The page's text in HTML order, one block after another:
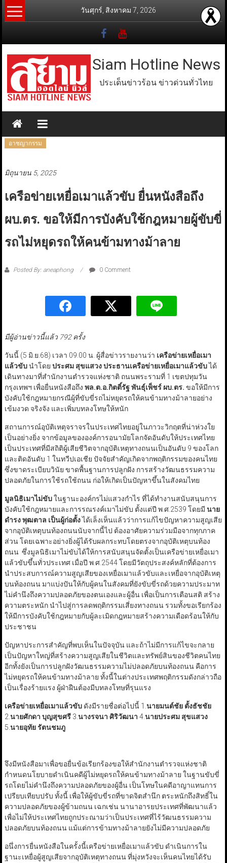
Skip
to
วันศุกร์, สิงหาคม 7, 2026
Siam Hotline News
ประเด็นข่าวร้อน ข่าวด่วนทั่วไทย
อาชญากรรม
มิถุนายน 5, 2025
เครือข่ายเหยื่อเมาแล้วขับ ยื่นหนังสือถึง
ผบ.ตร. ขอให้มีการบังคับใช้กฎหมายผู้ขับขี่
รถไม่หยุดรถให้คนข้ามทางม้าลาย
Posted By: aneaphong 0 Comment
มีผู้อ่านข่าวนี้แล้ว 792 ครั้ง
วันนี้ (5 มิ.ย.68) เวลา 09.00 น. ผู้สื่อข่าวรายงานว่า เครือข่ายเหยื่อเมา
แล้วขับนำโดย ประศม สุขแสวง ประธานเครือข่ายเหยื่อเมาแล้วขับได้
เดินทางมาที่สำนักงานตำรวจแห่งชาติ ถนนพระรามที่ 1 เขตปทุมวัน
กรุงเทพฯ เพื่อยื่นหนังสือถึง พล.ต.อ.กิตติ์รัฐ พันธุ์เพ็ชร์ ผบ.ตร. ขอให้มีการ
บังคับใช้กฎหมายกรณีผู้ที่ขับขี่รถไม่หยุดรถให้คนข้ามทางม้าลายอย่าง
เข้มงวด จริงจัง และเพิ่มบทลงโทษให้หนัก
สถานการณ์อุบัติเหตุจราจรในประเทศไทยอยู่ในภาวะวิกฤตที่น่าห่วงใย
เป็นอย่างยิ่ง จากข้อมูลขององค์การอนามัยโลกจัดอันดับให้ประเทศไทย
เป็นประเทศที่มีสถิติผู้เสียชีวิตจากอุบัติเหตุทางถนนเป็นอันดับ 9 ของโลก
และติดอันดับ 1 ในทวีปเอเชีย ปัจจัยสำคัญเกิดจากพฤติกรรมของคนไทย
ซึ่งขาดระเบียบวินัย ขาดพื้นฐานการปลูกฝัง การสร้างวัฒนธรรมความ
ปลอดภัยในการใช้รถใช้ถนน ก่อให้เกิดเป็นปัญหาขึ้นในสังคมไทย
มูลนิธิเมาไม่ขับในฐานะองค์กรไม่แสวงกำไร ที่ได้ทำงานสนับสนุนการ
บังคับใช้กฎหมายและการรณรงค์เมาไม่ขับ ตั้งแต่ปี พ.ศ.2539 โดยมี นาย
ดำรง พุฒตาล เป็นผู้ก่อตั้งได้เล็งเห็นแล้วว่าการแก้ไขปัญหาความสูญเสีย
จากอุบัติเหตุบนท้องถนนนับจากนี้ไป ต้องอาศัยความร่วมมือจากทุกภาค
ส่วน โดยเฉพาะอย่างยิ่งผู้ได้รับผลกระทบโดยตรงจากอุบัติเหตุบนท้อง
ถนน ซึ่งมูลนิธิเมาไม่ขับได้ให้การสนับสนุนจัดตั้งเป็นเครือข่ายเหยื่อเมา
แล้วขับขึ้นทั่วประเทศ เมื่อปี พ.ศ.2544 โดยมีวัตถุประสงค์หลักที่ต้องการ
นำประสบการณ์ความสูญเสียของเหยื่อเมาแล้วขับและเหยื่อจากอุบัติเหตุ
บนท้องถนน มาแบ่งปันให้กับผู้คนในสังคมที่ยังขับขี่รถด้วยความประมาท
ไม่คำนึงถึงความปลอดภัยของตนเองและผู้อื่น เพื่อเป็นการเตือนสติ สร้าง
ความตระหนัก นำไปสู่การลดพฤติกรรมเสี่ยงทางถนน รวมทั้งขอเรียกร้อง
ให้มีการบังคับใช้กฎหมายกับผู้ละเมิดกฎหมายสร้างความเดือดร้อนให้กับ
ประชาชน
ปัญหาประการสำคัญที่พบเห็นในปัจจุบัน และถ้าไม่มีการแก้ไขจะกลาย
เป็นปัญหาใหญ่ที่สร้างความสูญเสียในชีวิตและทรัพย์สินของชีวิตคนไทย
อีกทั้งยังเป็นการปลูกฝังวัฒนธรรมความไม่ปลอดภัยบนท้องถนน คือการ
ไม่หยุดรถให้คนข้ามทางม้าลาย ทั้งนี้ในต่างประเทศพฤติกรรมดังกล่าวถือ
เป็นเรื่องร้ายแรง ผู้ฝ่าฝืนต้องมีบทลงโทษที่รุนแรง
เครือข่ายเหยื่อเมาแล้วขับ ดังมีรายชื่อต่อไปนี้ 1.นายมนต์ชัย ตั้งธัชชัย
2.นายศักดา บุญสุขศรี 3.นางรจนา ศิริวัฒนา 4.นายประศม สุขแสวง
5.นายอุทัย รัตนชมภู
จึงมีหนังสือมาเพื่อขอยื่นข้อเรียกร้องขอให้สำนักงานตำรวจแห่งชาติ
กำหนดนโยบายดำเนินคดีผู้ไม่หยุดรถให้คนข้ามทางม้าลาย ในฐานขับขี่
รถโดยไม่คำนึงถึงความปลอดภัยของผู้อื่น เป็นโทษในคดีอาญาแทนการ
เปรียบเทียบปรับ ทั้งนี้ เพื่อให้ผู้ขับขี่รถที่ขาดจิตสำนึก ตระหนักถึงสิทธิ์ใน
ความปลอดภัยของผู้ข้ามถนน เฉกเช่น นานาอารยประเทศที่พัฒนาแล้ว
เพื่อไม่ให้ประเทศไทยถูกประณามว่าเป็นประเทศที่ไร้วัฒนธรรมความ
ปลอดภัยบนท้องถนน แม้แต่การข้ามทางม้าลายยังไม่มีความปลอดภัย
อนึ่งการยื่นหนังสือในครั้งนี้เครือข่ายเหยื่อเมาแล้วขับ ดำเนินการใน
ฐานะเหยื่อผู้สูญเสียจากอุบัติเหตุทางถนน ที่มุ่งหวังจะเห็นคนไทยได้รับ